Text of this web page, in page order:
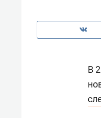
В
Рекомендуем
Как ГК
создают